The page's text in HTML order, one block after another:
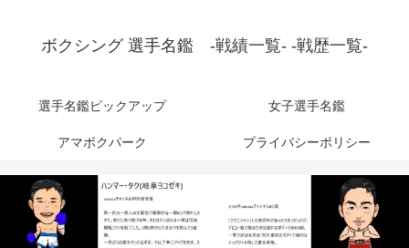
ボクシング 選手名鑑 -戦績一覧- -戦歴一覧-
選手名鑑ピックアップ 女子選手名鑑
アマボクパーク プライバシーポリシー